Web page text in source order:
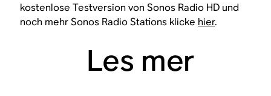
kostenlose Testversion von Sonos Radio HD und
noch mehr Sonos Radio Stations klicke hier.
Les mer